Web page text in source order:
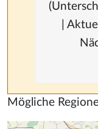
|
Mögliche